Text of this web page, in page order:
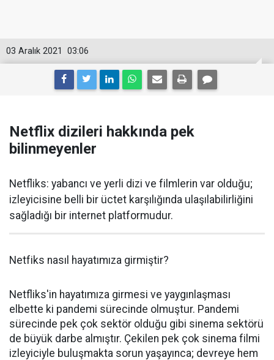
03:06
03 Aralık 2021
Netflix dizileri hakkında pek
bilinmeyenler
Netfliks: yabancı ve yerli dizi ve filmlerin var olduğu;
izleyicisine belli bir üctet karşılığında ulaşılabilirliğini
sağladığı bir internet platformudur.
Netfiks nasıl hayatımıza girmiştir?
Netfliks'in hayatımıza girmesi ve yaygınlaşması
elbette ki pandemi sürecinde olmuştur. Pandemi
sürecinde pek çok sektör olduğu gibi sinema sektörü
de büyük darbe almıştır. Çekilen pek çok sinema filmi
izleyiciyle buluşmakta sorun yaşayınca; devreye hem